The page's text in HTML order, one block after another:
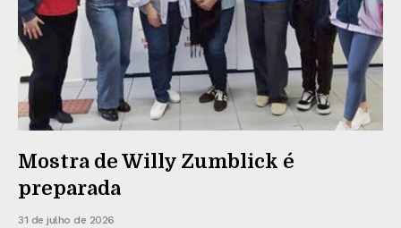
Mostra de Willy Zumblick é
preparada
31 de julho de 2026